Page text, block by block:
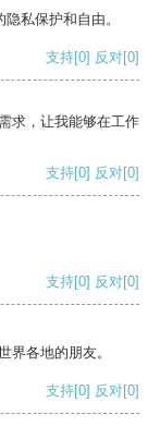
私保护和自由。
支持[0] 反对[0]
求，让我能够在工作
支持[0] 反对[0]
支持[0] 反对[0]
界各地的朋友。
支持[0] 反对[0]